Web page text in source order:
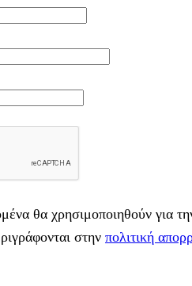
θα χρησιμοποιηθούν για
στην πολιτική